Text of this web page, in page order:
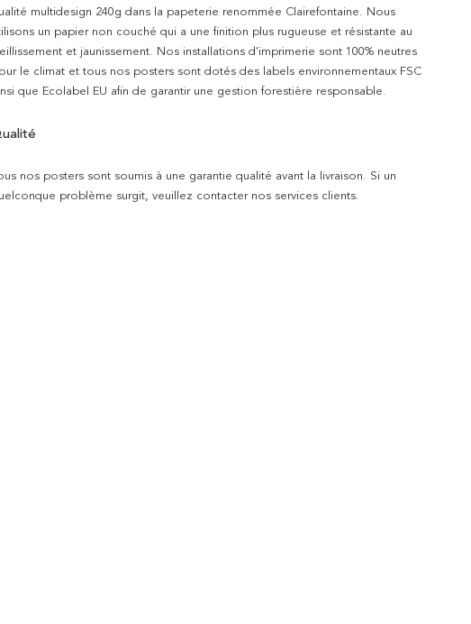
multidesign 240g dans la papeterie renommée Clairefontaine. Nous
un papier non couché qui a une finition plus rugueuse et résistante au
et jaunissement. Nos installations d’imprimerie sont 100% neutres
le climat et tous nos posters sont dotés des labels environnementaux FSC
que Ecolabel EU afin de garantir une gestion forestière responsable.
nos posters sont soumis à une garantie qualité avant la livraison. Si un
problème surgit, veuillez contacter nos services clients.